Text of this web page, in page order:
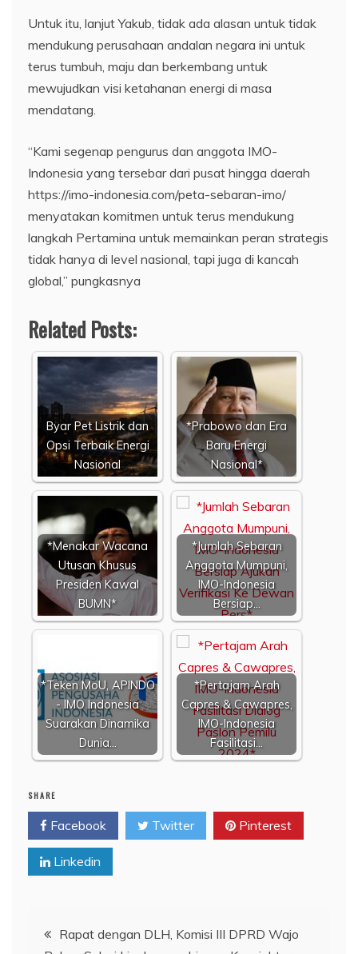
Untuk itu, lanjut Yakub, tidak ada alasan untuk tidak
mendukung perusahaan andalan negara ini untuk
terus tumbuh, maju dan berkembang untuk
mewujudkan visi ketahanan energi di masa
mendatang.
“Kami segenap pengurus dan anggota IMO-
Indonesia yang tersebar dari pusat hingga daerah
https://imo-indonesia.com/peta-sebaran-imo/
menyatakan komitmen untuk terus mendukung
langkah Pertamina untuk memainkan peran strategis
tidak hanya di level nasional, tapi juga di kancah
global,” pungkasnya
Related Posts:
Byar Pet Listrik dan
Opsi Terbaik Energi
Nasional
*Prabowo dan Era
Baru Energi
Nasional*
*Menakar Wacana
Utusan Khusus
Presiden Kawal
BUMN*
*Jumlah Sebaran
Anggota Mumpuni,
IMO-Indonesia
Bersiap…
*Teken MoU, APINDO
- IMO Indonesia
Suarakan Dinamika
Dunia…
*Pertajam Arah
Capres & Cawapres,
IMO-Indonesia
Fasilitasi…
SHARE
Facebook Twitter Pinterest
Linkedin
Navigasi
Rapat dengan DLH, Komisi III DPRD Wajo